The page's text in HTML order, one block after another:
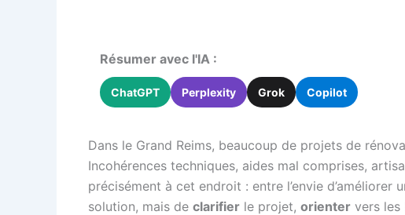
Résumer avec l'IA :
ChatGPT Perplexity Grok Copilot
Dans le Grand Reims, beaucoup de projets de
Incohérences techniques, aides mal comprises,
précisément à cet endroit : entre l’envie d’améliorer
solution, mais de clarifier le projet, orienter vers